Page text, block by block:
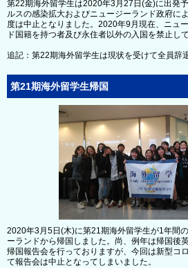
第22期海外留学生は2020年3月27日(金)に出発
ルスの感染拡大およびニュージーランド政府に
度は中止となりました。2020年9月現在、ニュ
ド国籍を持つ者及び永住者以外の入国を禁止して
追記：第22期海外留学生は現状を受けて全員辞
第21期海外留学生帰国
2020年3月5日(木)に第21期海外留学生が1年間
ーランドから帰国しました。尚、例年は帰国後
帰国報告会を行っておりますが、今回は新型コ
て報告会は中止となってしまいました。